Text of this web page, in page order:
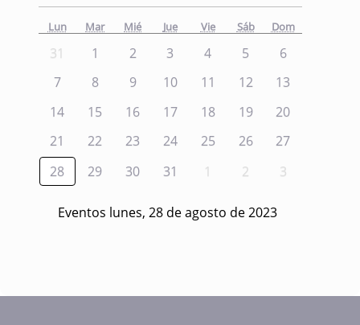
Lun Mar Mié Jue Vie Sáb Dom
31 1 2 3 4 5
6
7
8 9 10 11 12
13
14
15 16 17 18 19
20
21
22 23 24 25 26
27
28
29 30 31 1 2 3
Eventos lunes, 28 de agosto de 2023